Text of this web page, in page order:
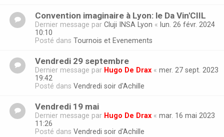
Convention imaginaire à Lyon: le Da Vin'CIIL
Dernier message par Cluji INSA Lyon « lun. 26 févr. 2024
10:10
Posté dans Tournois et Evenements
Vendredi 29 septembre
Dernier message par Hugo De Drax « mer. 27 sept. 2023
19:42
Posté dans Vendredi soir d'Achille
Vendredi 19 mai
Dernier message par Hugo De Drax « mar. 16 mai 2023
11:26
Posté dans Vendredi soir d'Achille